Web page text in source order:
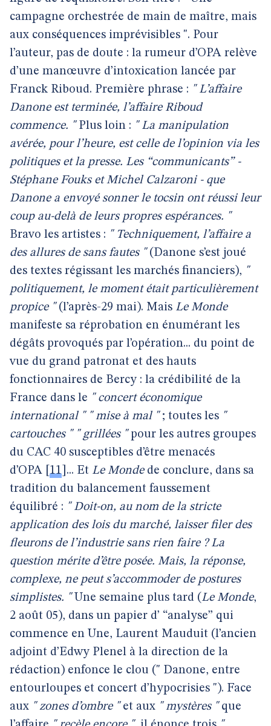
campagne orchestrée de main de maître, mais
aux conséquences imprévisibles ". Pour
l’auteur, pas de doute : la rumeur d’OPA relève
d’une manœuvre d’intoxication lancée par
Franck Riboud. Première phrase : " L’affaire
Danone est terminée, l’affaire Riboud
commence. "Plus loin : " La manipulation
avérée, pour l’heure, est celle de l’opinion via les
politiques et la presse. Les “communicants” -
Stéphane Fouks et Michel Calzaroni - que
Danone a envoyé sonner le tocsin ont réussi leur
coup au-delà de leurs propres espérances. "
Bravo les artistes : " Techniquement, l’affaire a
des allures de sans fautes "(Danone s’est joué
des textes régissant les marchés financiers), "
politiquement, le moment était particulièrement
propice "(l’après-29 mai). Mais Le Monde
manifeste sa réprobation en énumérant les
dégâts provoqués par l’opération... du point de
vue du grand patronat et des hauts
fonctionnaires de Bercy : la crédibilité de la
France dans le " concert économique
international " " mise à mal "; toutes les "
cartouches " " grillées "pour les autres groupes
du CAC 40 susceptibles d’être menacés
d’OPA 11 ... Et Le Mondede conclure, dans sa
tradition du balancement faussement
équilibré : " Doit-on, au nom de la stricte
application des lois du marché, laisser filer des
fleurons de l’industrie sans rien faire ? La
question mérite d’être posée. Mais, la réponse,
complexe, ne peut s’accommoder de postures
simplistes. "Une semaine plus tard (Le Monde,
2 août 05), dans un papier d’ “analyse” qui
commence en Une, Laurent Mauduit (l’ancien
adjoint d’Edwy Plenel à la direction de la
rédaction) enfonce le clou (" Danone, entre
entourloupes et concert d’hypocrisies "). Face
aux " zones d’ombre "et aux " mystères "que